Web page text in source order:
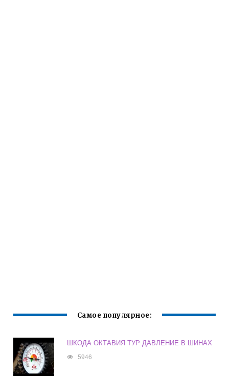
Самое популярное:
ШКОДА ОКТАВИЯ ТУР ДАВЛЕНИЕ В ШИНАХ
5946